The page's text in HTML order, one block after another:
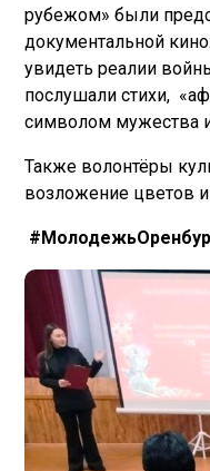
рубежом» были
документальной
увидеть реалии
послушали стихи,
символом мужества и
Также волонтёры
возложение цветов